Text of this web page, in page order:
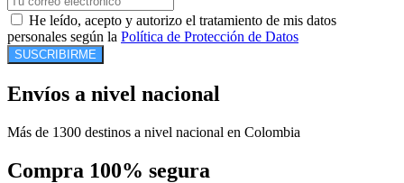
He leído, acepto y autorizo el tratamiento de mis datos
personales según la Política de Protección de Datos
SUSCRIBIRME
Envíos a nivel nacional
Más de 1300 destinos a nivel nacional en Colombia
Compra 100% segura